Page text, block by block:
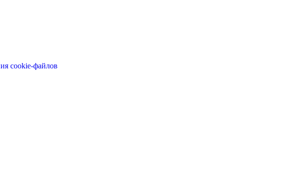
cookie-файлов